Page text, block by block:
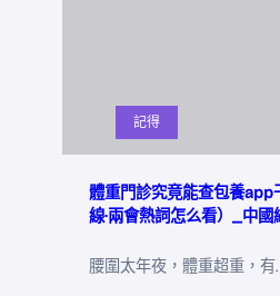
記得
體重門診究竟能查包養app
線·兩會熱詞怎么看）_中國
腰圍太年夜，體重超重，